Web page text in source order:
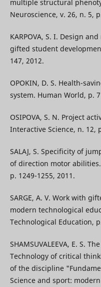
multiple structural
Neuroscience, v. 26, n. 5,
KARPOVA, S. I. Design
gifted student
147, 2012.
OPOKIN, D. S. Health-
system. Human World, p.
OSIPOVA, S. N. Project
Interactive Science, n. 12,
SALAJ, S. Specificity of
of direction motor abilities.
p. 1249-1255, 2011.
SARGE, A. V. Work with
modern technological
Technological Education,
SHAMSUVALEEVA, E. S.
Technology of critical
of the discipline
Science and sport: